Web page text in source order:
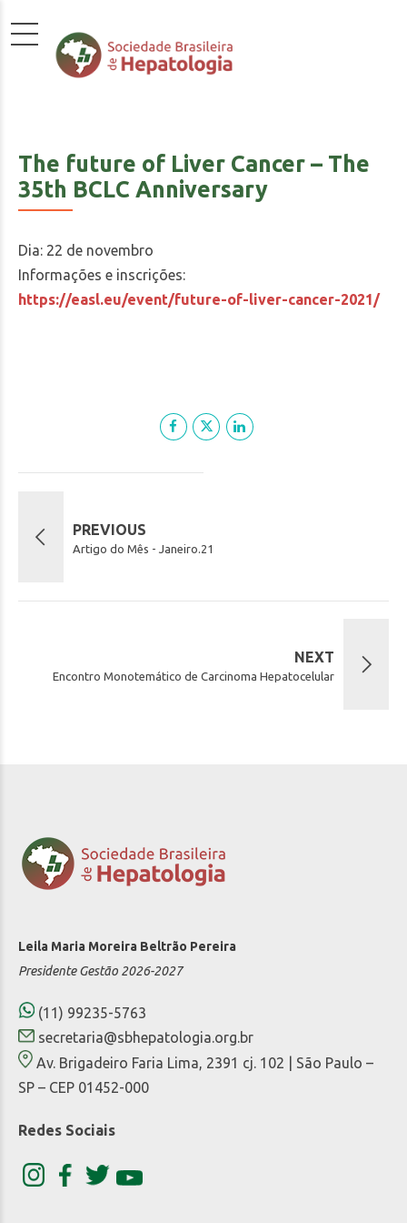
The future of Liver Cancer – The
35th BCLC Anniversary
Dia: 22 de novembro
Informações e inscrições:
https://easl.eu/event/future-of-liver-cancer-2021/
PREVIOUS
Artigo do Mês - Janeiro.21
NEXT
Encontro Monotemático de Carcinoma Hepatocelular
Leila Maria Moreira Beltrão Pereira
Presidente Gestão 2026-2027
(11) 99235-5763
secretaria@sbhepatologia.org.br
Av. Brigadeiro Faria Lima, 2391 cj. 102 | São Paulo –
SP – CEP 01452-000
Redes Sociais